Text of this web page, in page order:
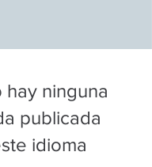
hay ninguna
publicada
idioma